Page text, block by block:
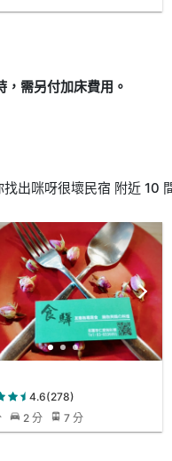
需另付加床費用。
出咪呀很壞民宿 附近 10
4.6(278)
2 分 7 分